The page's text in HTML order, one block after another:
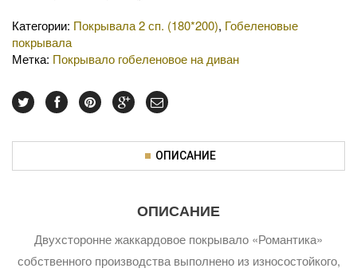
Категории: Покрывала 2 сп. (180*200), Гобеленовые
покрывала
Метка: Покрывало гобеленовое на диван
ОПИСАНИЕ
ОПИСАНИЕ
Двухсторонне жаккардовое покрывало «Романтика»
собственного производства выполнено из износостойкого,